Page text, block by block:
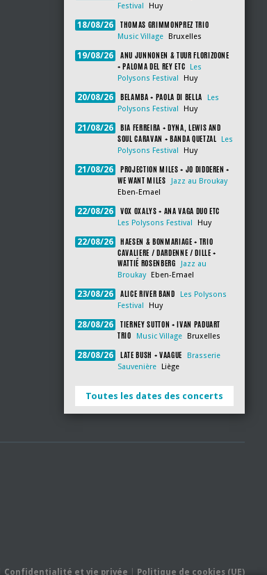
Festival
Huy
18/08/26 THOMAS GRIMMONPREZ TRIO
Music Village Bruxelles
19/08/26
ANU JUNNONEN & TUUR FLORIZOONE
+ PALOMA DEL REY ETC
Les
Polysons Festival
Huy
20/08/26 BELAMBA + PAOLA DI BELLA
Les
Polysons Festival
Huy
21/08/26
BIA FERREIRA + DYNA, LEWIS AND
SOUL CARAVAN + BANDA QUETZAL
Les
Polysons Festival
Huy
21/08/26
PROJECTION MILES + JO DIDDEREN +
WE WANT MILES
Jazz au Broukay
Eben-Emael
22/08/26 VOX OXALYS + ANA VAGA DUO ETC
Les Polysons Festival Huy
22/08/26
HAESEN & BONMARIAGE + TRIO
CAVALIERE / DARDENNE / DILLE +
WATTIÉ ROSENBERG
Jazz au
Broukay
Eben-Emael
23/08/26 ALICE RIVER BAND
Les Polysons
Festival
Huy
28/08/26
TIERNEY SUTTON + IVAN PADUART
TRIO
Music Village Bruxelles
28/08/26 LATE BUSH + VAAGUE
Brasserie
Sauvenière
Liège
Toutes les dates des concerts
Confidentialité et vie privée Politique de cookies (UE)